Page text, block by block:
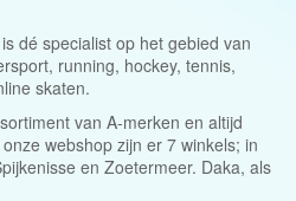
dé specialist op het gebied van
running, hockey, tennis,
skaten.
van A-merken en altijd
webshop zijn er 7 winkels; in
en Zoetermeer. Daka, als